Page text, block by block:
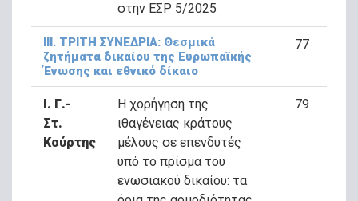
στην ΕΣΡ 5/2025
ΙΙΙ. ΤΡΙΤΗ ΣΥΝΕΔΡΙΑ: Θεσμικά
ζητήματα δικαίου της Ευρωπαϊκής
Ένωσης και εθνικό δίκαιο
77
Ι. Γ.-
Στ.
Κούρτης
Η χορήγηση της
ιθαγένειας κράτους
μέλους σε επενδυτές
υπό το πρίσμα του
ενωσιακού δικαίου: τα
79